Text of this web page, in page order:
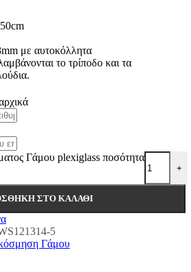
με αυτοκόλλητα
το τρίποδο και τα
Γάμου plexiglass ποσότητα
+
ΣΤΟ ΚΑΛΆΘΙ
5
Γάμου